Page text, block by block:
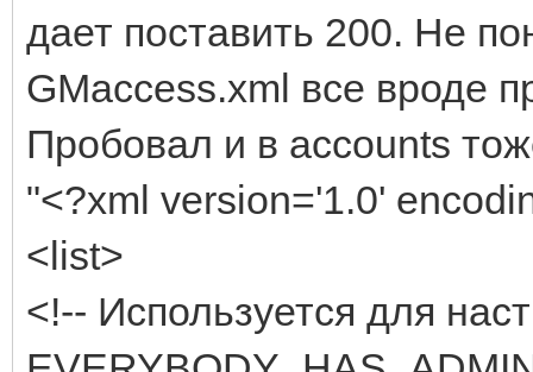
дает поставить 200. Не
GMaccess.xml все вроде
Пробовал и в accounts
"<?xml version='1.0'
<list>
<!-- Используется для